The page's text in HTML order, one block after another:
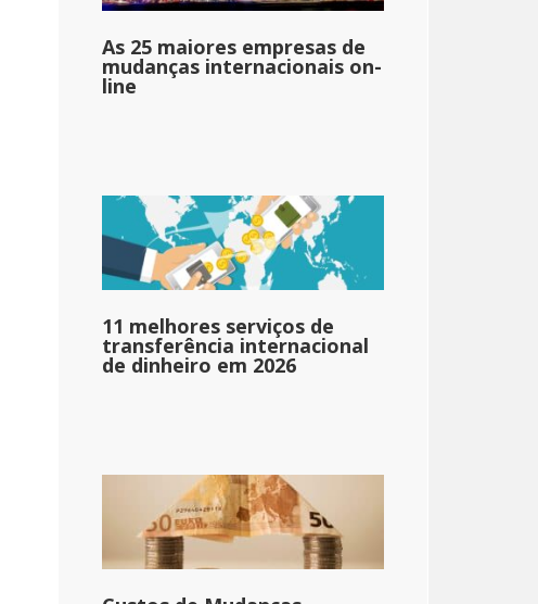
As 25 maiores empresas de
mudanças internacionais on-
line
11 melhores serviços de
transferência internacional
de dinheiro em 2026